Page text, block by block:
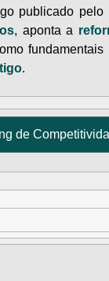
publicado
, aponta a
.
de